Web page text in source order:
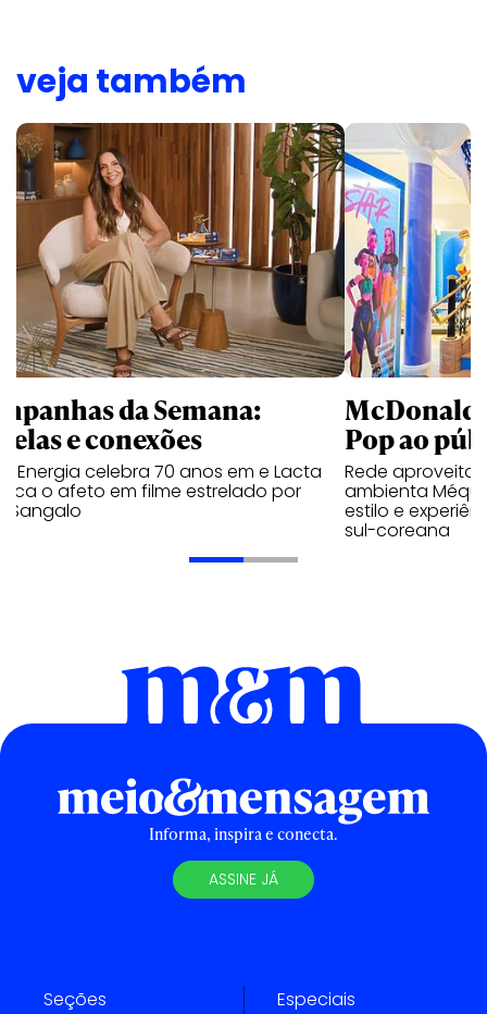
veja também
da Semana:
e conexões
Energia celebra 70 anos em e Lacta
o afeto em filme estrelado por
Sangalo
Pop ao
Rede aproveita
ambienta Méqui
estilo e
sul-coreana
Informa, inspira e conecta.
ASSINE JÁ
Seções Especiais